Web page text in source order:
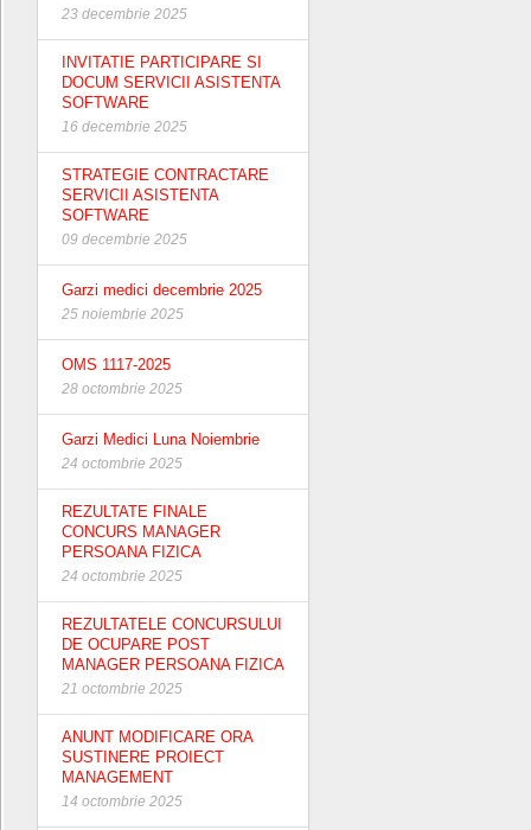
23 decembrie 2025
INVITATIE PARTICIPARE SI
DOCUM SERVICII ASISTENTA
SOFTWARE
16 decembrie 2025
STRATEGIE CONTRACTARE
SERVICII ASISTENTA
SOFTWARE
09 decembrie 2025
Garzi medici decembrie 2025
25 noiembrie 2025
OMS 1117-2025
28 octombrie 2025
Garzi Medici Luna Noiembrie
24 octombrie 2025
REZULTATE FINALE
CONCURS MANAGER
PERSOANA FIZICA
24 octombrie 2025
REZULTATELE CONCURSULUI
DE OCUPARE POST
MANAGER PERSOANA FIZICA
21 octombrie 2025
ANUNT MODIFICARE ORA
SUSTINERE PROIECT
MANAGEMENT
14 octombrie 2025